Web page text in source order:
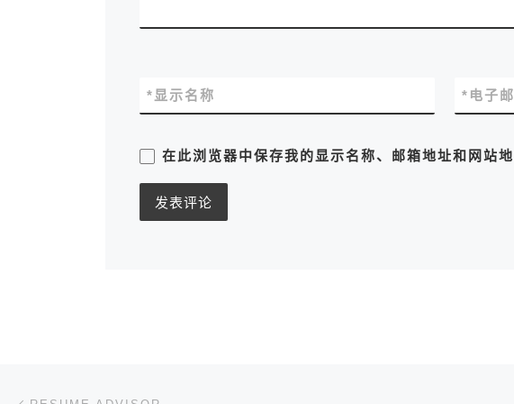
显示名称
* 电子
*
在此浏览器中保存我的显示名称、邮箱地址和网站
文章导航